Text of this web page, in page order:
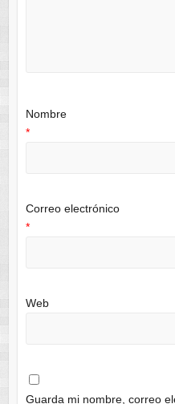
Nombre
*
Correo electrónico
*
Web
Guarda mi nombre, correo